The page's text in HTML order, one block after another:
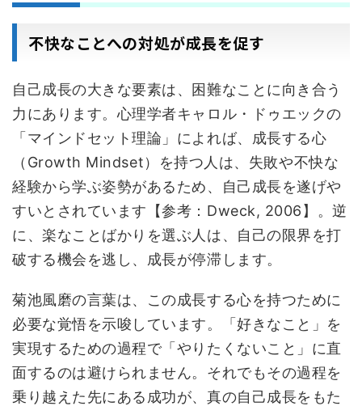
不快なことへの対処が成長を促す
自己成長の大きな要素は、困難なことに向き合う
力にあります。心理学者キャロル・ドゥエックの
「マインドセット理論」によれば、成長する心
（Growth Mindset）を持つ人は、失敗や不快な
経験から学ぶ姿勢があるため、自己成長を遂げや
すいとされています【参考：Dweck, 2006】。逆
に、楽なことばかりを選ぶ人は、自己の限界を打
破する機会を逃し、成長が停滞します。
菊池風磨の言葉は、この成長する心を持つために
必要な覚悟を示唆しています。「好きなこと」を
実現するための過程で「やりたくないこと」に直
面するのは避けられません。それでもその過程を
乗り越えた先にある成功が、真の自己成長をもた